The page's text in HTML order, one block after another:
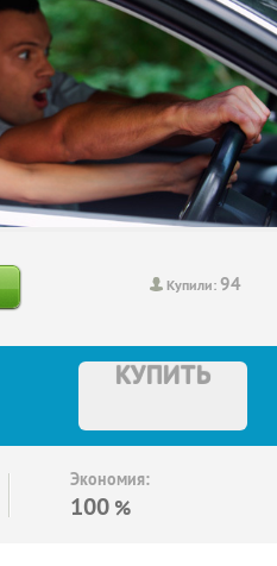
Купили:94
КУПИТЬ
Экономия:
100 %